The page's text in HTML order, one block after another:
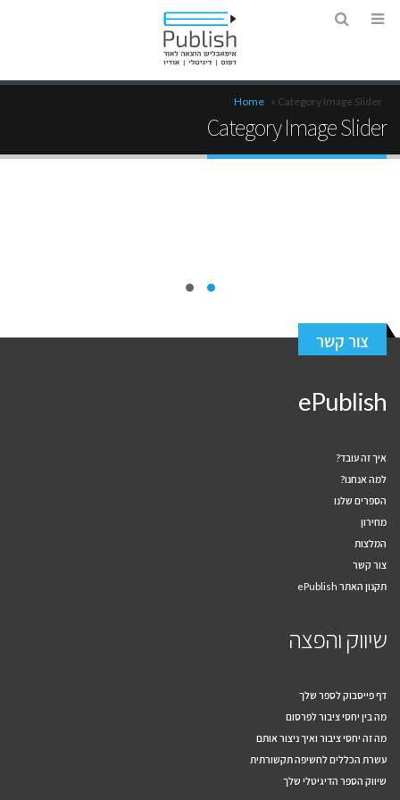
Home » Category Image Slider
Category Image Slider
צור קשר
ePublish
איך זה עובד?
למה אנחנו?
הספרים שלנו
מחירון
המלצות
צור קשר
תקנון האתר ePublish
שיווק והפצה
דף פייסבוק לספר שלך
מה בין יחסי ציבור לפרסום
מה זה יחסי ציבור ואיך ניצור אותם
עשרת הכללים לחשיפה תקשורתית
שיווק הספר הדיגיטלי שלך